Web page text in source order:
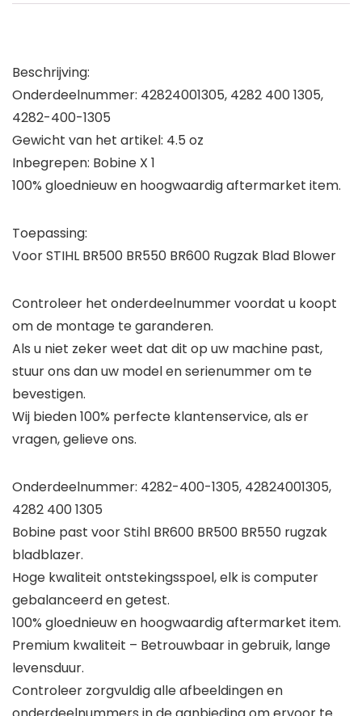
Beschrijving:
Onderdeelnummer: 42824001305, 4282 400 1305,
4282-400-1305
Gewicht van het artikel: 4.5 oz
Inbegrepen: Bobine X 1
100% gloednieuw en hoogwaardig aftermarket item.
Toepassing:
Voor STIHL BR500 BR550 BR600 Rugzak Blad Blower
Controleer het onderdeelnummer voordat u koopt
om de montage te garanderen.
Als u niet zeker weet dat dit op uw machine past,
stuur ons dan uw model en serienummer om te
bevestigen.
Wij bieden 100% perfecte klantenservice, als er
vragen, gelieve ons.
Onderdeelnummer: 4282-400-1305, 42824001305,
4282 400 1305
Bobine past voor Stihl BR600 BR500 BR550 rugzak
bladblazer.
Hoge kwaliteit ontstekingsspoel, elk is computer
gebalanceerd en getest.
100% gloednieuw en hoogwaardig aftermarket item.
Premium kwaliteit – Betrouwbaar in gebruik, lange
levensduur.
Controleer zorgvuldig alle afbeeldingen en